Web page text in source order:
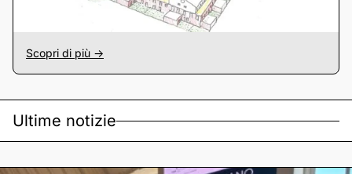
Scopri di più ->
Ultime notizie